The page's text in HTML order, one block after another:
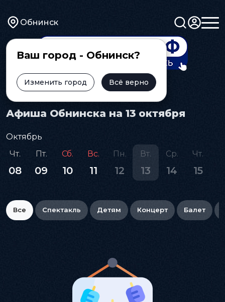
Обнинск
Ваш город - Обнинск?
Изменить город Всё верно
Главная Афиша
Афиша Обнинска на 13 октября
Октябрь
Чт.
08
Пт.
09
Сб.
10
Вс.
11
Пн.
12
Вт.
13
Ср.
14
Чт.
15
Все Спектакль Детям Концерт Балет